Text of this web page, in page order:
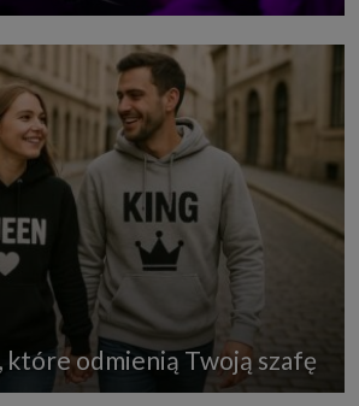
które odmienią Twoją szafę